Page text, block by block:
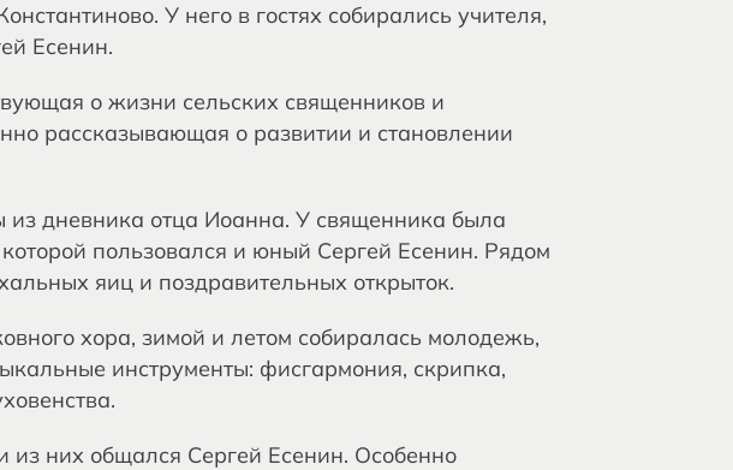
У него в гостях собирались учителя,
Есенин.
о жизни сельских священников и
рассказывающая о развитии и становлении
из дневника отца Иоанна. У священника была
пользовался и юный Сергей Есенин. Рядом
яиц и поздравительных открыток.
хора, зимой и летом собиралась молодежь,
инструменты: фисгармония, скрипка,
из них общался Сергей Есенин. Особенно